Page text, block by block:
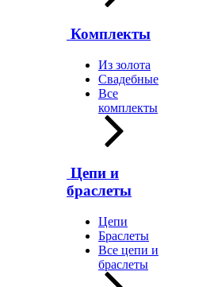
Комплекты
Из золота
Свадебные
Все
комплекты
Цепи и
браслеты
Цепи
Браслеты
Все цепи и
браслеты